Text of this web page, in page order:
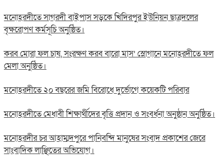
মনোহরদীতে সাগরদী বাইপাস সড়কে খিদিরপুর ইউনিয়ন ছাত্রদলের
বৃক্ষরোপণ কর্মসূচি অনুষ্ঠিত।
করব মোরা ফল চাষ, সংরক্ষণ করব বারো মাস’ স্লোগানে মনোহরদীতে ফল
মেলা অনুষ্ঠিত।
মনোহরদীতে ২০ বছরের জমি বিরোধে দুর্ভোগে কয়েকটি পরিবার
মনোহরদীতে মেধাবী শিক্ষার্থীদের বৃত্তি প্রদান ও সংবর্ধনা অনুষ্ঠান অনুষ্ঠিত।
মনোহরদীর চর আহাম্মদপুরে পানিবন্দি মানুষের সংবাদ প্রকাশের জেরে
সাংবাদিক লাঞ্ছিতের অভিযোগ।